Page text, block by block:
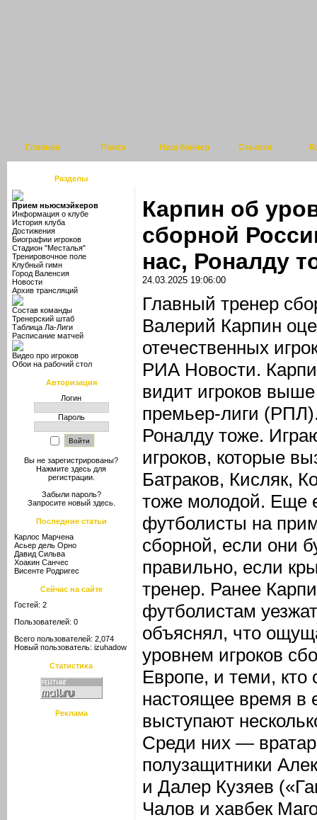
Главная Поиск Наш баннер Ссылки
Разделы
Прием ньюсмэйкеров
Информация о клубе
История клуба
Достижения
Биографии игроков
Стадион "Месталья"
Тренировочное поле
Клубный гимн
Город Валенсия
Новости
Архив трансляций
Состав команды
Тренерский штаб
Таблица Ла-Лиги
Расписание матчей
Видео про игроков
Обои на рабочий стол
Авторизация
Логин
Пароль
Вы не зарегистрированы?
Нажмите здесь для
регистрации.
Забыли пароль?
Запросите новый здесь.
Последние статьи
Карлос Марчена
Асьер дель Орно
Давид Сильва
Хоакин Санчес
Висенте Родригес
Сейчас на сайте
Гостей: 2
Пользователей: 0
Всего пользователей: 2,074
Новый пользователь: izuhadow
Статистика
Реклама
Карпин об
сборной
нас, Роналду
24.03.2025 19:06:00
Главный тренер
Валерий Карпин
отечественных
РИА Новости.
видит игроков
премьер-лиги
Роналду тоже.
игроков, которые
Батраков, Кисляк,
тоже молодой. Еще
футболисты на
сборной, если они
правильно, если
тренер. Ранее
футболистам
объяснял, что
уровнем игроков
Европе, и теми, кто
настоящее время в
выступают
Среди них —
полузащитники
и Далер Кузяев
Чалов и хавбек